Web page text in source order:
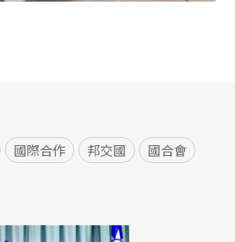
國際合作 邦交國
國合會